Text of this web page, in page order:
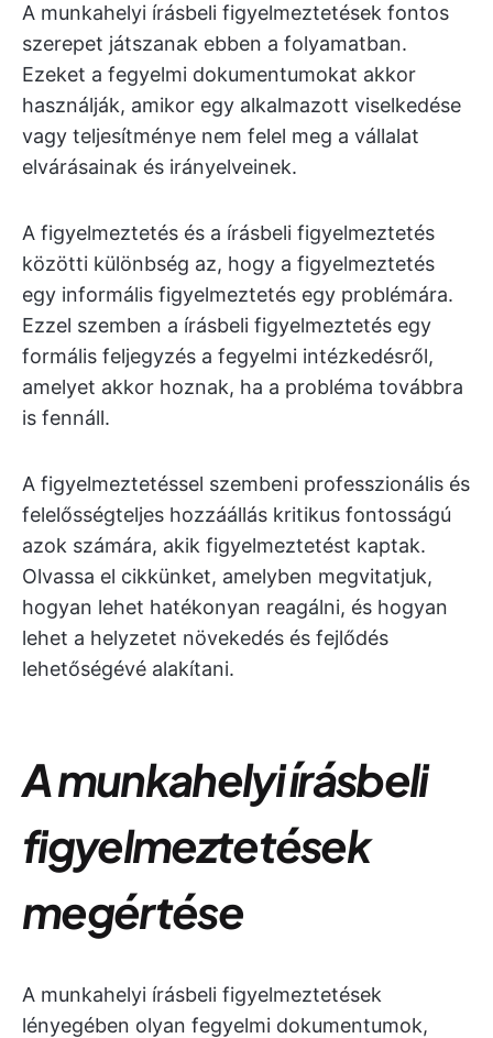
A munkahelyi írásbeli figyelmeztetések fontos
szerepet játszanak ebben a folyamatban.
Ezeket a fegyelmi dokumentumokat akkor
használják, amikor egy alkalmazott viselkedése
vagy teljesítménye nem felel meg a vállalat
elvárásainak és irányelveinek.
A figyelmeztetés és a írásbeli figyelmeztetés
közötti különbség az, hogy a figyelmeztetés
egy informális figyelmeztetés egy problémára.
Ezzel szemben a írásbeli figyelmeztetés egy
formális feljegyzés a fegyelmi intézkedésről,
amelyet akkor hoznak, ha a probléma továbbra
is fennáll.
A figyelmeztetéssel szembeni professzionális és
felelősségteljes hozzáállás kritikus fontosságú
azok számára, akik figyelmeztetést kaptak.
Olvassa el cikkünket, amelyben megvitatjuk,
hogyan lehet hatékonyan reagálni, és hogyan
lehet a helyzetet növekedés és fejlődés
lehetőségévé alakítani.
A munkahelyi írásbeli
figyelmeztetések
megértése
A munkahelyi írásbeli figyelmeztetések
lényegében olyan fegyelmi dokumentumok,